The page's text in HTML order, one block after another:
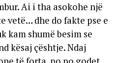
Ai i tha asokohe një
vetë… dhe do fakte pse e
kam shumë besim se
kësaj çështje. Ndaj